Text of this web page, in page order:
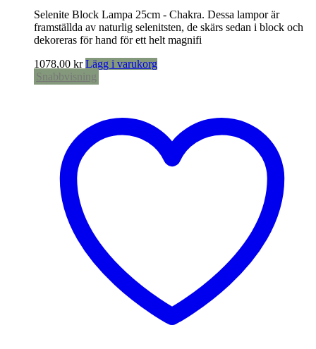
Selenite Block Lampa 25cm - Chakra. Dessa lampor är
framställda av naturlig selenitsten, de skärs sedan i block och
dekoreras för hand för ett helt magnifi
1078,00 kr Lägg i varukorg
Snabbvisning